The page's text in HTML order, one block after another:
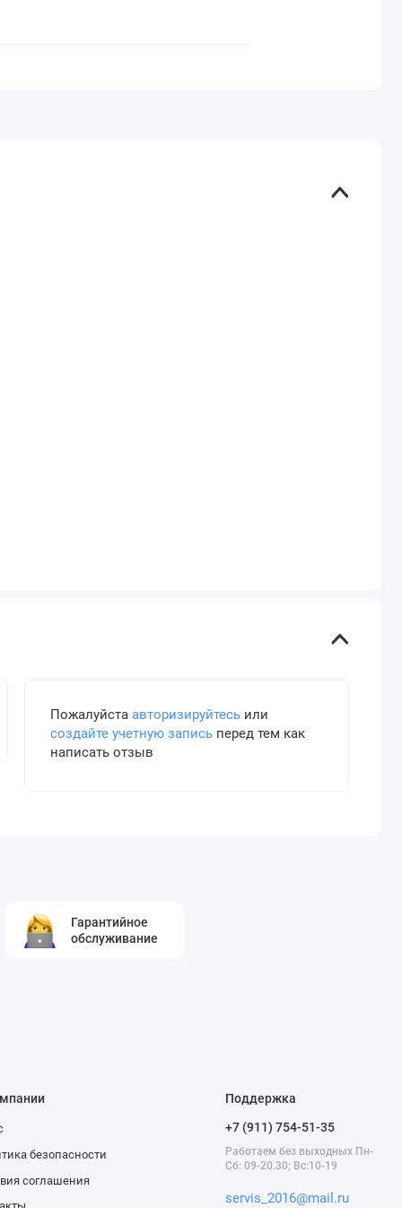
Пожалуйста авторизируйтесьили
создайте учетную записьперед тем как
написать отзыв
Гарантийное
обслуживание
безопасности
соглашения
Поддержка
+7 (911) 754-51-35
Работаем без выходных Пн-
Сб: 09-20.30; Вс:10-19
servis_2016@mail.ru